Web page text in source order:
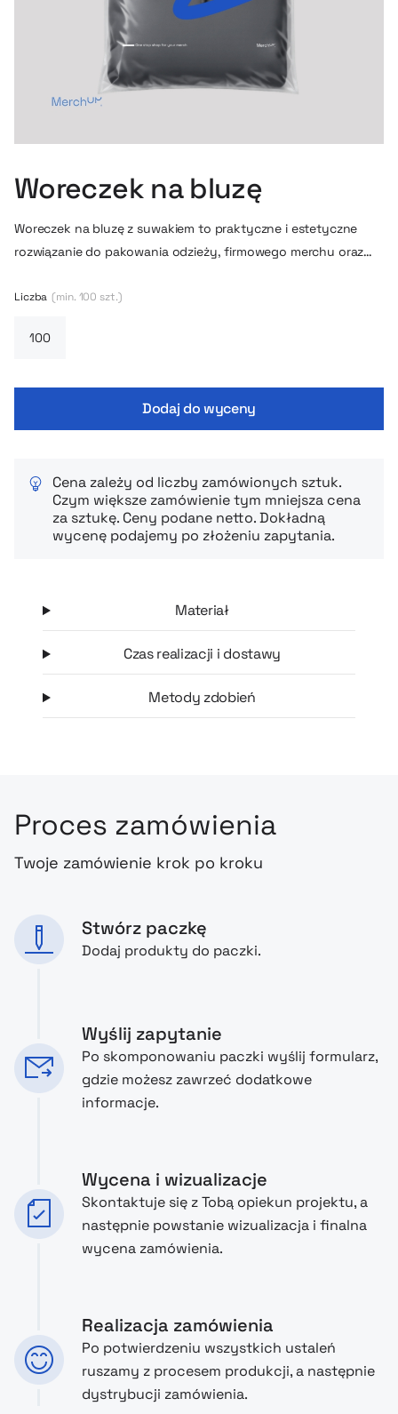
Woreczek na bluzę
Woreczek na bluzę z suwakiem to praktyczne i estetyczne
rozwiązanie do pakowania odzieży, firmowego merchu oraz
półtransparentnemu wykończeniu prezentują się
przed kurzem, wilgocią i zabrudzeniami. Świetnie sprawdzą się
zestawów prezentowych dla pracowników i klientów.
Liczba (min. 100 szt.)
Dodaj do wyceny
Cena zależy od liczby zamówionych sztuk.
Czym większe zamówienie tym mniejsza cena
za sztukę. Ceny podane netto. Dokładną
wycenę podajemy po złożeniu zapytania.
Materiał
Czas realizacji i dostawy
Metody zdobień
Proces zamówienia
Twoje zamówienie krok po kroku
Stwórz paczkę
Dodaj produkty do paczki.
Wyślij zapytanie
Po skomponowaniu paczki wyślij formularz,
gdzie możesz zawrzeć dodatkowe
informacje.
Wycena i wizualizacje
Skontaktuje się z Tobą opiekun projektu, a
następnie powstanie wizualizacja i finalna
wycena zamówienia.
Realizacja zamówienia
Po potwierdzeniu wszystkich ustaleń
ruszamy z procesem produkcji, a następnie
dystrybucji zamówienia.